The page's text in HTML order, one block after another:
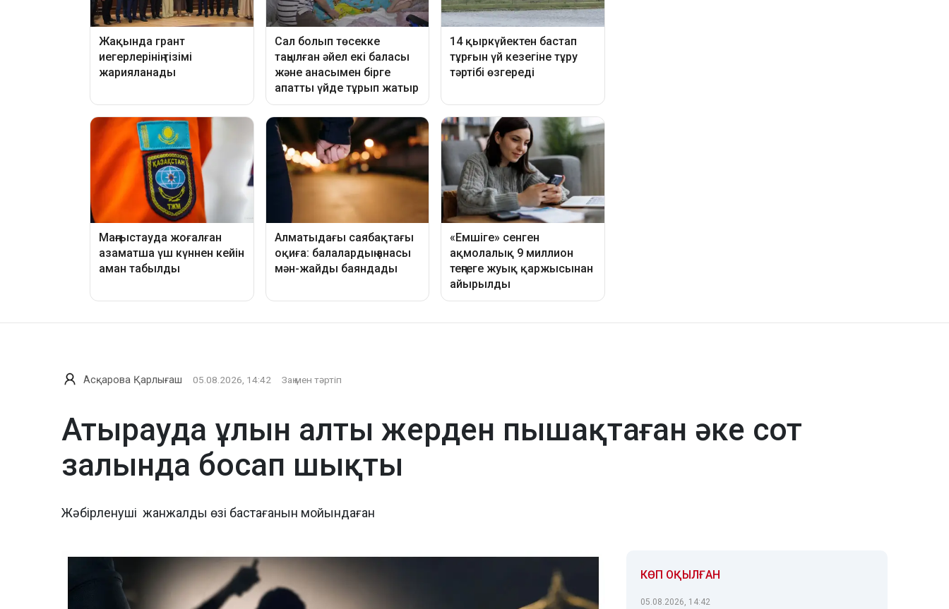
Асқарова Қарлығаш 05.08.2026, 14:42 Заң мен тәртіп
Атырауда ұлын алты жерден пышақтаған әке сот
залында босап шықты
Жәбірленуші жанжалды өзі бастағанын мойындаған
КӨП ОҚЫЛҒАН
05.08.2026, 14:42